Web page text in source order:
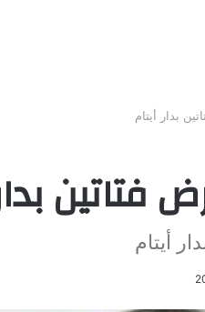
بدار أيتام
أيتام